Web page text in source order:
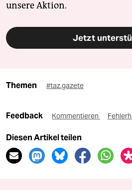
unsere Aktion.
Jetzt
Themen #taz.gazete
Feedback Kommentieren
Diesen Artikel teilen